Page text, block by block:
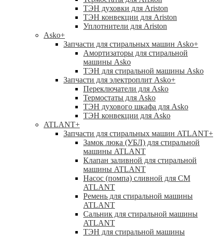
ТЭН духовки для Ariston
ТЭН конвекции для Ariston
Уплотнители для Ariston
Asko+
Запчасти для стиральных машин Asko+
Амортизаторы для стиральной
машины Asko
ТЭН для стиральной машины Asko
Запчасти для электроплит Asko+
Переключатели для Asko
Термостаты для Asko
ТЭН духового шкафа для Asko
ТЭН конвекции для Asko
ATLANT+
Запчасти для стиральных машин ATLANT+
Замок люка (УБЛ) для стиральной
машины ATLANT
Клапан заливной для стиральной
машины ATLANT
Насос (помпа) сливной для СМ
ATLANT
Ремень для стиральной машины
ATLANT
Сальник для стиральной машины
ATLANT
ТЭН для стиральной машины